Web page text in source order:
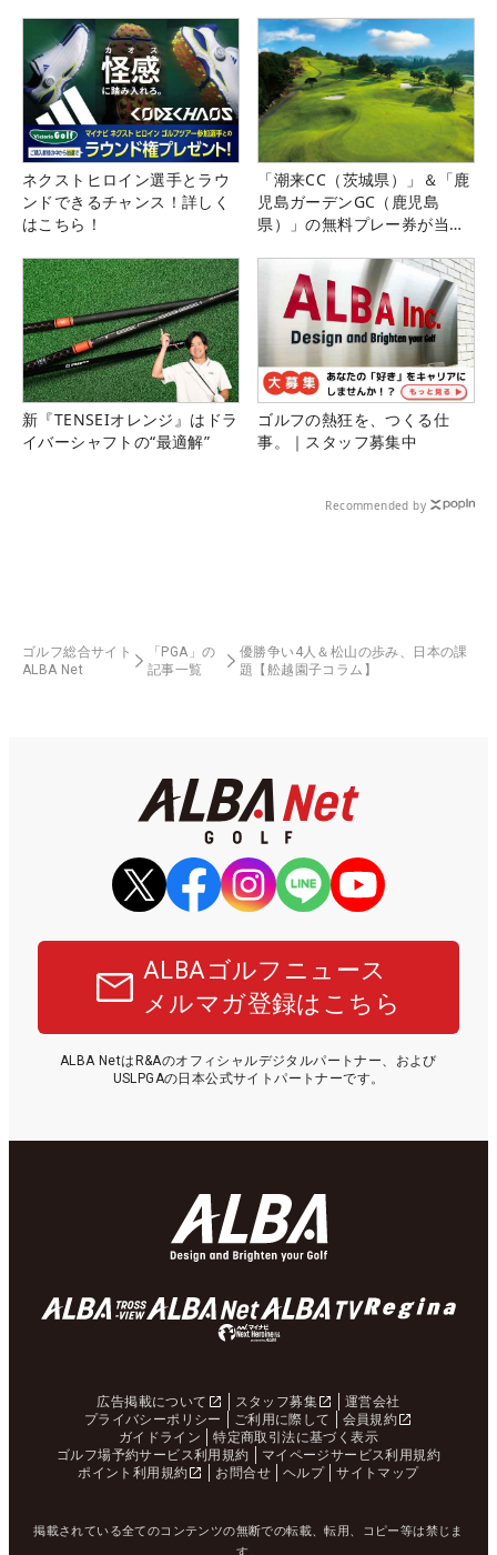
ネクストヒロイン選手とラウ
ンドできるチャンス！詳しく
はこちら！
「潮来CC（茨城県）」＆「鹿
児島ガーデンGC（鹿児島
県）」の無料プレー券が当た
新『TENSEIオレンジ』はドラ
イバーシャフトの“最適解”
ゴルフの熱狂を、つくる仕
事。｜スタッフ募集中
Recommended by
ゴルフ総合サイト
ALBA Net
「PGA」の
記事一覧
優勝争い4人＆松山の歩み、日本の課
題【舩越園子コラム】
ALBAゴルフニュース
メルマガ登録はこちら
ALBA NetはR&Aのオフィシャルデジタルパートナー、および
USLPGAの日本公式サイトパートナーです。
広告掲載について スタッフ募集
運営会社
プライバシーポリシー
ご利用に際して
会員規約
ガイドライン
特定商取引法に基づく表示
ゴルフ場予約サービス利用規約
マイページサービス利用規約
ポイント利用規約
お問合せ ヘルプ サイトマップ
掲載されている全てのコンテンツの無断での転載、転用、コピー等は禁じま